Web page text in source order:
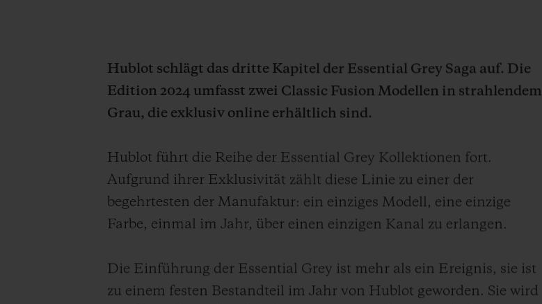
Hublot schlägt das dritte Kapitel der Essential Grey Saga auf. Die
Edition 2024 umfasst zwei Classic Fusion Modellen in strahlendem
Grau, die exklusiv online erhältlich sind.
Hublot führt die Reihe der Essential Grey Kollektionen fort.
Aufgrund ihrer Exklusivität zählt diese Linie zu einer der
begehrtesten der Manufaktur: ein einziges Modell, eine einzige
Farbe, einmal im Jahr, über einen einzigen Kanal zu erlangen.
Die Einführung der Essential Grey ist mehr als ein Ereignis, sie ist
zu einem festen Bestandteil im Jahr von Hublot geworden. Sie wird